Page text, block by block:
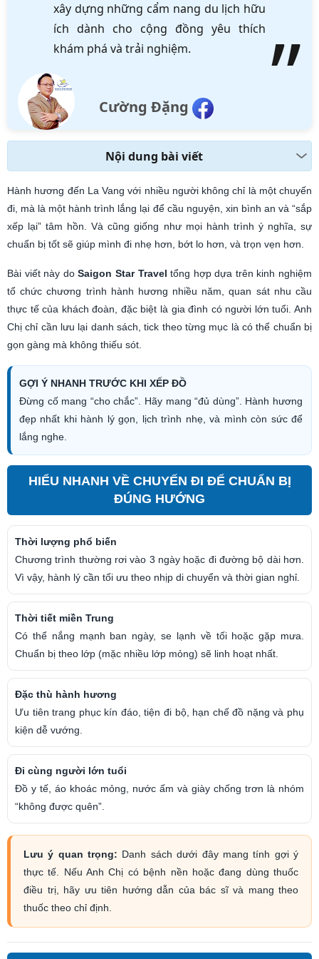
xây dựng những cẩm nang du lịch hữu
ích dành cho cộng đồng yêu thích
khám phá và trải nghiệm.
Cường Đặng
Nội dung bài viết
Hành hương đến La Vang với nhiều người không chỉ là một chuyến
đi, mà là một hành trình lắng lại để cầu nguyện, xin bình an và “sắp
xếp lại” tâm hồn. Và cũng giống như mọi hành trình ý nghĩa, sự
chuẩn bị tốt sẽ giúp mình đi nhẹ hơn, bớt lo hơn, và trọn vẹn hơn.
Bài viết này doSaigon Star Travel tổng hợp dựa trên kinh nghiệm
tổ chức chương trình hành hương nhiều năm, quan sát nhu cầu
thực tế của khách đoàn, đặc biệt là gia đình có người lớn tuổi. Anh
Chị chỉ cần lưu lại danh sách, tick theo từng mục là có thể chuẩn bị
gọn gàng mà không thiếu sót.
GỢI Ý NHANH TRƯỚC KHI XẾP ĐỒ
Đừng cố mang “cho chắc”. Hãy mang “đủ dùng”. Hành hương
đẹp nhất khi hành lý gọn, lịch trình nhẹ, và mình còn sức để
lắng nghe.
HIỂU NHANH VỀ CHUYẾN ĐI ĐỂ CHUẨN BỊ
ĐÚNG HƯỚNG
Thời lượng phổ biến
Chương trình thường rơi vào 3 ngày hoặc đi đường bộ dài hơn.
Vì vậy, hành lý cần tối ưu theo nhịp di chuyển và thời gian nghỉ.
Thời tiết miền Trung
Có thể nắng mạnh ban ngày, se lạnh về tối hoặc gặp mưa.
Chuẩn bị theo lớp (mặc nhiều lớp mỏng) sẽ linh hoạt nhất.
Đặc thù hành hương
Ưu tiên trang phục kín đáo, tiện đi bộ, hạn chế đồ nặng và phụ
kiện dễ vướng.
Đi cùng người lớn tuổi
Đồ y tế, áo khoác mỏng, nước ấm và giày chống trơn là nhóm
“không được quên”.
Lưu ý quan trọng: Danh sách dưới đây mang tính gợi ý
thực tế. Nếu Anh Chị có bệnh nền hoặc đang dùng thuốc
điều trị, hãy ưu tiên hướng dẫn của bác sĩ và mang theo
thuốc theo chỉ định.